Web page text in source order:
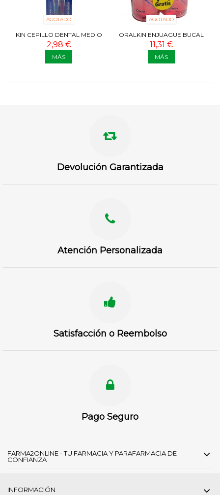
AGOTADO
KIN CEPILLO DENTAL MEDIO
2X1
2,98 €
MÁS
AGOTADO
ORALKIN ENJUAGUE BUCAL
2X1
11,31 €
MÁS
Devolución Garantizada
Atención Personalizada
Satisfacción o Reembolso
Pago Seguro
FARMA2ONLINE - TU FARMACIA Y PARAFARMACIA DE
CONFIANZA
INFORMACIÓN